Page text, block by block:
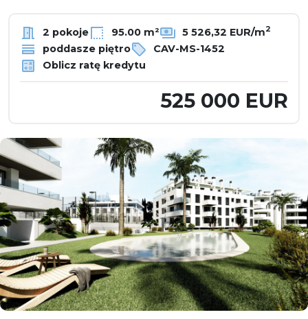
2 pokoje 95.00 m² 5 526,32 EUR/m2
poddasze piętro
CAV-MS-1452
Oblicz ratę kredytu
525 000 EUR